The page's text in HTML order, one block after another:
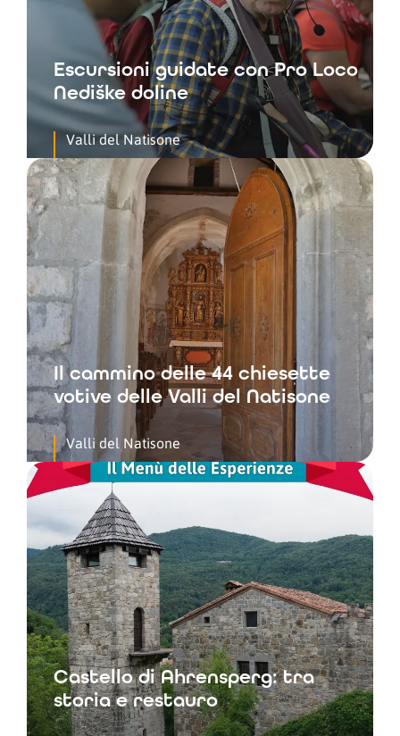
Escursioni guidate con Pro Loco
Nediške doline
Valli del Natisone
Il cammino delle 44 chiesette
votive delle Valli del Natisone
Valli del Natisone
Castello di Ahrensperg: tra
storia e restauro